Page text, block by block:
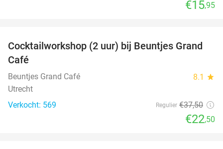
€15,95
40%
Cocktailworkshop (2 uur) bij Beuntjes Grand
Café
Beuntjes Grand Café 8.1 star
Utrecht
Verkocht: 569
Regulier €37,50
€22,50